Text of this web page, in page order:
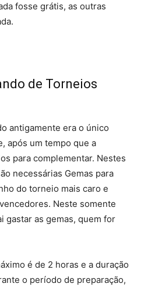
fosse grátis, as outras
de Torneios
antigamente era o único
após um tempo que a
para complementar. Nestes
necessárias Gemas para
do torneio mais caro e
Neste somente
gastar as gemas, quem for
é de 2 horas e a duração
o período de preparação,